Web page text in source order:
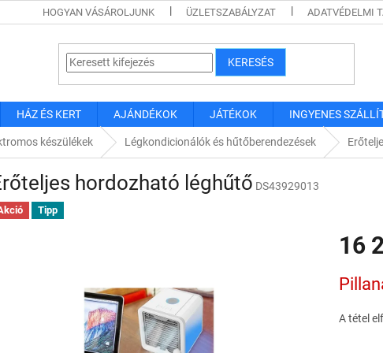
HOGYAN VÁSÁROLJUNK ÜZLETSZABÁLYZAT ADATVÉDELMI
KERESÉS
HÁZ ÉS KERT AJÁNDÉKOK JÁTÉKOK INGYENES
készülékek Légkondicionálók és hűtőberendezések
hordozható léghűtő DS43929013
Tipp
16
A tétel